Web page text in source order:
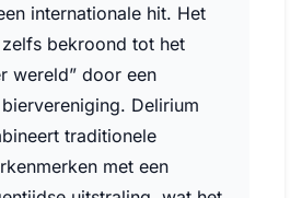
internationale hit. Het
bekroond tot het
wereld” door een
Delirium
traditionele
met een